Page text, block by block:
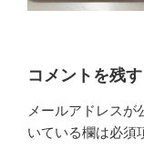
コメントを残す
メールアドレスが
いている欄は必須